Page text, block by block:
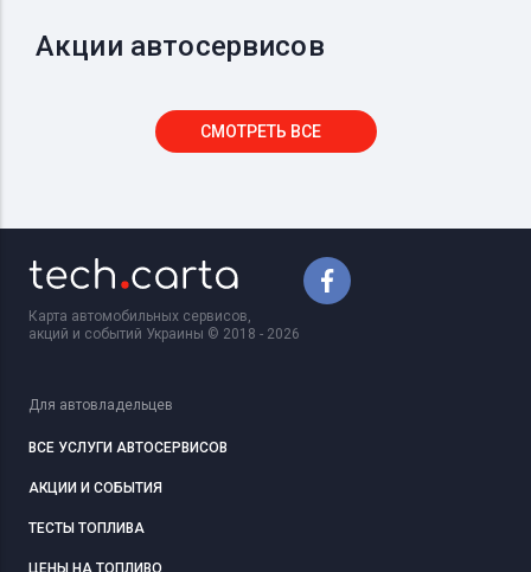
Акции автосервисов
СМОТРЕТЬ ВСЕ
Карта автомобильных сервисов,
акций и событий Украины © 2018 - 2026
Для автовладельцев
ВСЕ УСЛУГИ АВТОСЕРВИСОВ
АКЦИИ И СОБЫТИЯ
ТЕСТЫ ТОПЛИВА
ЦЕНЫ НА ТОПЛИВО